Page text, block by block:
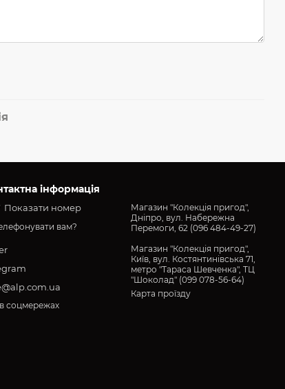
інформація
Показати номер
вам?
Магазин "Колекція пригод",
Дніпро, вул. Набережна
Перемоги, 62 (096 484-49-27)
Магазин "Колекція пригод",
Київ, вул. Костянтинівська 71,
метро "Тараса Шевченка", ТЦ
"Шоколад" (099 078-56-64)
Карта проїзду
соцмережах